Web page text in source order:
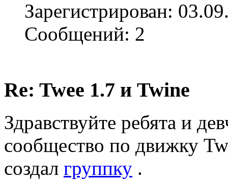
Зарегистрирован:
Сообщений: 2
Re: Twee 1.7 и Twine
Здравствуйте ребята и
сообщество по движку
создал группку .